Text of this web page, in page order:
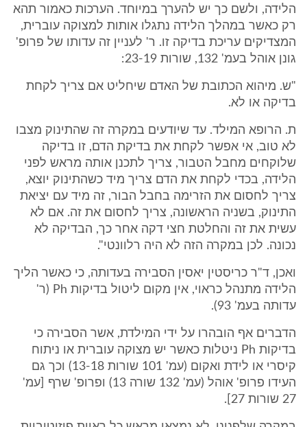
הלידה, ולשם כך יש להערך במיוחד. הערכות כאמור תהא
רק כאשר במהלך הלידה נתגלו אותות למצוקה עוברית,
המצדיקים עריכת בדיקה זו. ר' לעניין זה עדותו של פרופ'
גונן אוהל בעמ' 132, שורות 23-19:
"ש. מיהוא הכתובת של האדם שיחליט אם צריך לקחת
בדיקה או לא.
ת. הרופא המילד. עד שיודעים במקרה זה שהתינוק מצבו
לא טוב, אי אפשר לקחת את בדיקת הדם, זו בדיקה
שלוקחים מחבל הטבור, צריך לתכנן אותה מראש לפני
הלידה, בכדי לקחת את הדם צריך מיד כשהתינוק יוצא,
צריך לחסום את הזרימה בחבל הבור, זה מיד עם יציאת
התינוק, בשניה הראשונה, צריך לחסום את זה. אם לא
עשית את זה והחלטת חצי דקה אחר כך, הבדיקה לא
נכונה. לכן במקרה הזה לא היה רלוונטי".
ואכן, ד"ר כריסטין יאסין הסבירה בעדותה, כי כאשר הליך
הלידה מתנהל כראוי, אין מקום ליטול בדיקות Ph (ר'
עדותה בעמ' 93).
הדברים אף הובהרו על ידי המילדת, אשר הסבירה כי
בדיקות Ph ניטלות כאשר יש מצוקה עוברית או ניתוח
קיסרי או לידת ואקום (עמ' 101 שורות 13-18) וכך גם
העידו פרופ' אוהל (עמ' 132 שורה 13) ופרופ' שרף [עמ'
27 שורות 27].